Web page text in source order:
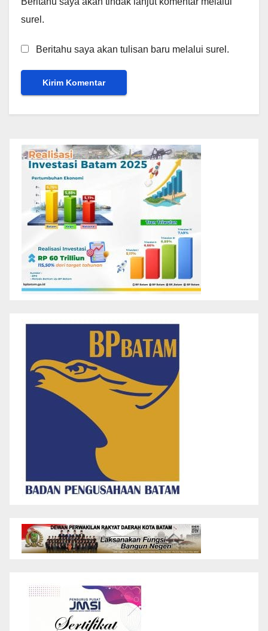
surel.
Beritahu saya akan tulisan baru melalui surel.